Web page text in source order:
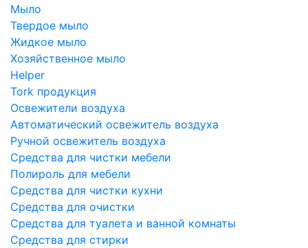
Мыло
Твердое мыло
Жидкое мыло
Хозяйственное мыло
Helper
Tork продукция
Освежители воздуха
Автоматический освежитель воздуха
Ручной освежитель воздуха
Средства для чистки мебели
Полироль для мебели
Средства для чистки кухни
Средства для очистки
Средства для туалета и ванной комнаты
Средства для стирки